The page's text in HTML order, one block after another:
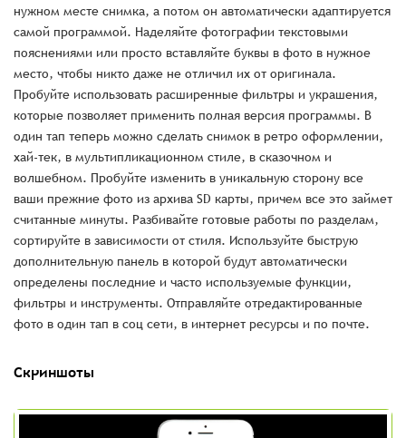
нужном месте снимка, а потом он автоматически адаптируется
самой программой. Наделяйте фотографии текстовыми
пояснениями или просто вставляйте буквы в фото в нужное
место, чтобы никто даже не отличил их от оригинала.
Пробуйте использовать расширенные фильтры и украшения,
которые позволяет применить полная версия программы. В
один тап теперь можно сделать снимок в ретро оформлении,
хай-тек, в мультипликационном стиле, в сказочном и
волшебном. Пробуйте изменить в уникальную сторону все
ваши прежние фото из архива SD карты, причем все это займет
считанные минуты. Разбивайте готовые работы по разделам,
сортируйте в зависимости от стиля. Используйте быструю
дополнительную панель в которой будут автоматически
определены последние и часто используемые функции,
фильтры и инструменты. Отправляйте отредактированные
фото в один тап в соц сети, в интернет ресурсы и по почте.
Скриншоты